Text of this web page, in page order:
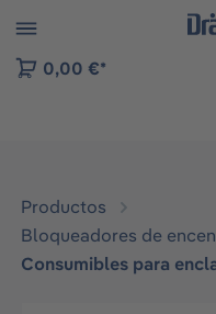
to B2B platform
0,00 €*
Productos
Bloqueadores de
Consumibles para